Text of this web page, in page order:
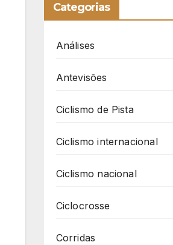
Categorias
Análises
Antevisões
Ciclismo de Pista
Ciclismo internacional
Ciclismo nacional
Ciclocrosse
Corridas